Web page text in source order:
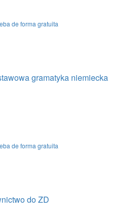
de forma gratuita
gramatyka niemiecka
de forma gratuita
do ZD